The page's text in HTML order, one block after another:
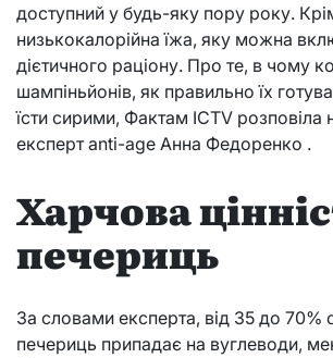
доступний у будь-яку пору року.
низькокалорійна їжа, яку можна
дієтичного раціону. Про те, в чому
шампіньйонів, як правильно їх
їсти сирими, Фактам ICTV розповіла
експерт anti-age Анна Федоренко .
Харчова
печериць
За словами експерта, від 35 до 70%
печериць припадає на вуглеводи,